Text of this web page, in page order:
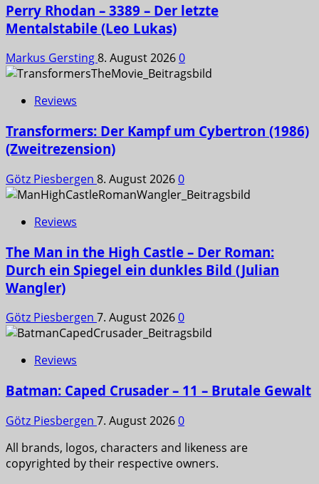
Perry Rhodan – 3389 – Der letzte
Mentalstabile (Leo Lukas)
Markus Gersting8. August 20260
Reviews
Transformers: Der Kampf um Cybertron (1986)
(Zweitrezension)
Götz Piesbergen 8. August 20260
Reviews
The Man in the High Castle – Der Roman:
Durch ein Spiegel ein dunkles Bild (Julian
Wangler)
Götz Piesbergen 7. August 20260
Reviews
Batman: Caped Crusader – 11 – Brutale Gewalt
Götz Piesbergen 7. August 20260
All brands, logos, characters and likeness are
copyrighted by their respective owners.